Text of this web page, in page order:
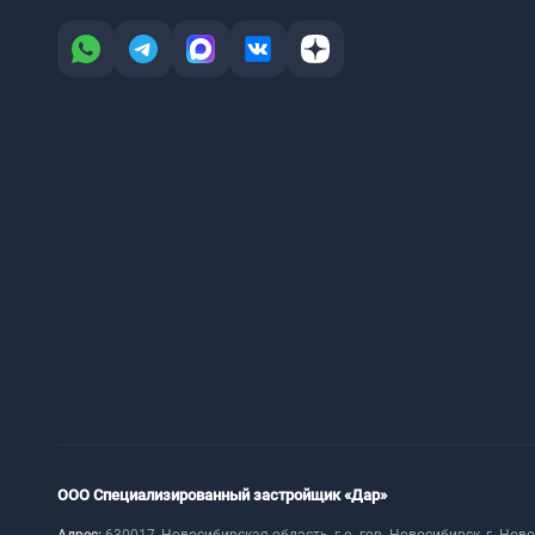
ООО Специализированный застройщик «Дар»